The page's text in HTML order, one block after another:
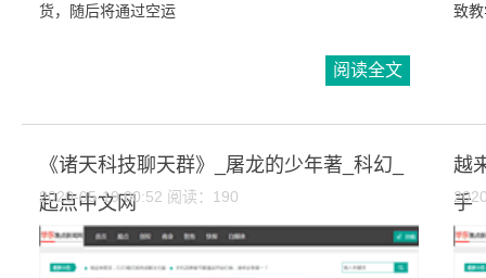
货，随后将通过空运
阅读全文
致
《诸天科技聊天群》_屠龙的少年著_科幻_
起点中文网
2020-05-19 00:52 阅读：190
越
手